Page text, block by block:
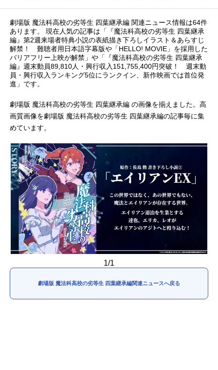
最新記事一覧
アニメ記事一覧 声優記事一覧
アニメ映画一覧 実写化映画一覧
今期アニメ曜日別一覧
春アニメ 夏アニメ
秋アニメ
男性声優/女性声優一覧
FOLLOW US
劇場版 魔法科高校の劣等生 四葉継承編 関連ニュース情報は64件
あります。 現在人気の記事は「『魔法科高校の劣等生 四葉継承
編』第2週来場者特典小説の表紙描き下ろしイラスト＆あらすじ
解禁！ 難聴者用日本語字幕版や「HELLO! MOVIE」を採用した
バリアフリー上映が解禁」や「『魔法科高校の劣等生 四葉継承
編』週末動員89,810人・興行収入151,755,400円突破！ 週末動
員・興行収入ランキング5位にランクイン、新作映画では首位発
進」です。
劇場版 魔法科高校の劣等生 四葉継承編 の画像を揃えました。高
画質画像を劇場版 魔法科高校の劣等生 四葉継承編の記事毎に集
めています。
1/1
劇場版 魔法科高校の劣等生 四葉継承編関連ニュースへ戻る